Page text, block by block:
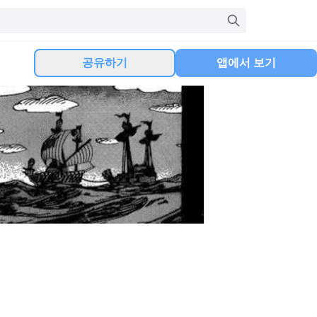
공유하기 앱에서 보기